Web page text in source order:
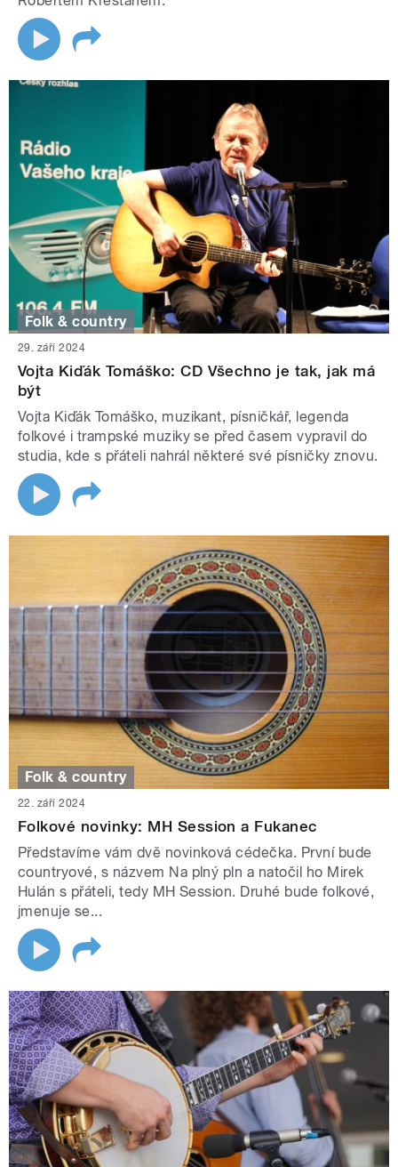
Folk & country
29. září 2024
Vojta Kiďák Tomáško: CD Všechno je tak, jak má
být
Vojta Kiďák Tomáško, muzikant, písničkář, legenda
folkové i trampské muziky se před časem vypravil do
studia, kde s přáteli nahrál některé své písničky znovu.
Folk & country
22. září 2024
Folkové novinky: MH Session a Fukanec
Představíme vám dvě novinková cédečka. První bude
countryové, s názvem Na plný pln a natočil ho Mirek
Hulán s přáteli, tedy MH Session. Druhé bude folkové,
jmenuje se...